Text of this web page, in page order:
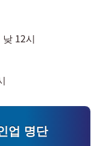
12시
업 명단